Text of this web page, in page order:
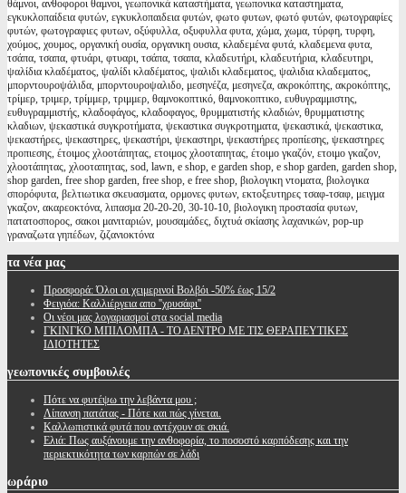
θάμνοι, ανθοφοροι θαμνοι, γεωπονικά καταστήματα, γεωπονικα καταστηματα,
εγκυκλοπαίδεια φυτών, εγκυκλοπαιδεια φυτών, φωτο φυτων, φωτό φυτών, φωτογραφίες
φυτών, φωτογραφιες φυτων, οξύφυλλα, οξυφυλλα φυτα, χώμα, χωμα, τύρφη, τυρφη,
χούμος, χουμος, οργανική ουσία, οργανικη ουσια, κλαδεμένα φυτά, κλαδεμενα φυτα,
τσάπα, τσαπα, φτυάρι, φτυαρι, τσάπα, τσαπα, κλαδευτήρι, κλαδευτήρια, κλαδευτηρι,
ψαλίδια κλαδέματος, ψαλίδι κλαδέματος, ψαλιδι κλαδεματος, ψαλιδια κλαδεματος,
μπορντουροψάλιδα, μπορντουροψαλιδο, μεσηνέζα, μεσηνεζα, ακροκόπτης, ακροκόπτης,
τρίμερ, τριμερ, τρίμμερ, τριμμερ, θαμνοκοπτικό, θαμνοκοπτικο, ευθυγραμμιστης,
ευθυγραμμιστής, κλαδοφάγος, κλαδοφαγος, θρυμματιστής κλαδιών, θρυμματιστης
κλαδιων, ψεκαστικά συγκροτήματα, ψεκαστικα συγκροτηματα, ψεκαστικά, ψεκαστικα,
ψεκαστήρες, ψεκαστηρες, ψεκαστήρι, ψεκαστηρι, ψεκαστήρες προπίεσης, ψεκαστηρες
προπιεσης, έτοιμος χλοοτάπητας, ετοιμος χλοοταπητας, έτοιμο γκαζόν, ετοιμο γκαζον,
χλοοτάπητας, χλοοταπητας, sod, lawn, e shop, e garden shop, e shop garden, garden shop,
shop garden, free shop garden, free shop, e free shop, βιολογικη ντοματα, βιολογικα
σπορόφυτα, βελτιωτικα σκευασματα, ορμονες φυτων, εκτοξευτηρες τσαφ-τσαφ, μειγμα
γκαζον, ακαρεοκτόνα, λιπασμα 20-20-20, 30-10-10, βιολογικη προστασία φυτων,
πατατοσπορος, σακοι μανιταριών, μουσαμάδες, διχτυά σκίασης λαχανικών, pop-up
γραναζωτα γηπέδων, ζιζανιοκτόνα
τα νέα μας
Προσφορά: Όλοι οι χειμερινοί Βολβόι -50% έως 15/2
Φειγιόα: Καλλιέργεια απο ''χρυσάφι''
Oι νέοι μας λογαριασμοί στα social media
ΓΚΙΝΓΚΟ ΜΠΙΛΟΜΠΑ - ΤΟ ΔΕΝΤΡΟ ΜΕ ΤΙΣ ΘΕΡΑΠΕΥΤΙΚΕΣ
ΙΔΙΟΤΗΤΕΣ
γεωπονικές συμβουλές
Πότε να φυτέψω την λεβάντα μου ;
Λίπανση πατάτας - Πότε και πώς γίνεται.
Καλλωπιστικά φυτά που αντέχουν σε σκιά.
Ελιά: Πως αυξάνουμε την ανθοφορία, το ποσοστό καρπόδεσης και την
περιεκτικότητα των καρπών σε λάδι
ωράριο